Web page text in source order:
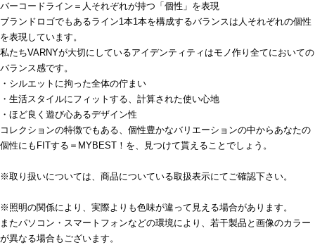
バーコードライン＝人それぞれが持つ「個性」を表現
ブランドロゴでもあるライン1本1本を構成するバランスは人それぞれの個性
を表現しています。
私たちVARNYが大切にしているアイデンティティはモノ作り全てにおいての
バランス感です。
・シルエットに拘った全体の佇まい
・生活スタイルにフィットする、計算された使い心地
・ほど良く遊び心あるデザイン性
コレクションの特徴でもある、個性豊かなバリエーションの中からあなたの
個性にもFITする＝MYBEST！を、見つけて貰えることでしょう。
※取り扱いについては、商品についている取扱表示にてご確認下さい。
※照明の関係により、実際よりも色味が違って見える場合があります。
またパソコン・スマートフォンなどの環境により、若干製品と画像のカラー
が異なる場合もございます。